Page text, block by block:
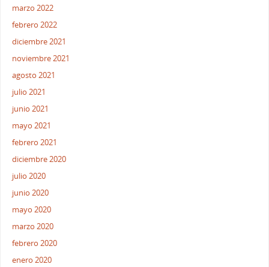
marzo 2022
febrero 2022
diciembre 2021
noviembre 2021
agosto 2021
julio 2021
junio 2021
mayo 2021
febrero 2021
diciembre 2020
julio 2020
junio 2020
mayo 2020
marzo 2020
febrero 2020
enero 2020